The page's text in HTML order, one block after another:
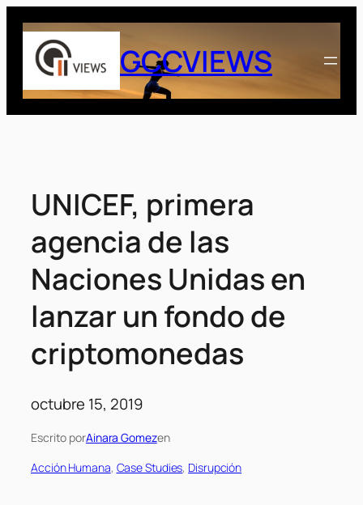
Saltar
contenido
GCCVIEWS
UNICEF, primera
agencia de las
Naciones Unidas ​​en
lanzar un fondo de
criptomonedas
octubre 15, 2019
Escrito porAinara Gomezen
Acción Humana, Case Studies, Disrupción